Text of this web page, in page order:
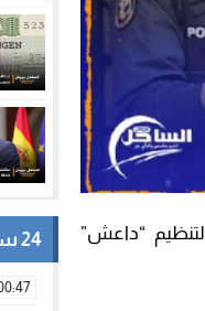
“داعش”
24 ساعة